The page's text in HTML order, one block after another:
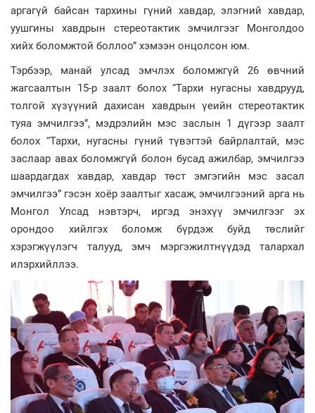
аргагүй байсан тархины гүний хавдар, элэгний хавдар,
уушгины хавдрын стереотактик эмчилгээг Монголдоо
хийх боломжтой боллоо” хэмээн онцолсон юм.
Тэрбээр, манай улсад эмчлэх боломжгүй 26 өвчний
жагсаалтын 15-р заалт болох “Тархи нугасны хавдрууд,
толгой хүзүүний дахисан хавдрын үеийн стереотактик
туяа эмчилгээ”, мэдрэлийн мэс заслын 1 дүгээр заалт
болох “Тархи, нугасны гүний түвэгтэй байрлалтай, мэс
заслаар авах боломжгүй болон бусад ажилбар, эмчилгээ
шаардагдах хавдар, хавдар төст эмгэгийн мэс засал
эмчилгээ” гэсэн хоёр заалтыг хасаж, эмчилгээний арга нь
Монгол Улсад нэвтэрч, иргэд энэхүү эмчилгээг эх
орондоо хийлгэх боломж бүрдэж буйд төслийг
хэрэгжүүлэгч талууд, эмч мэргэжилтнүүдэд талархал
илэрхийллээ.